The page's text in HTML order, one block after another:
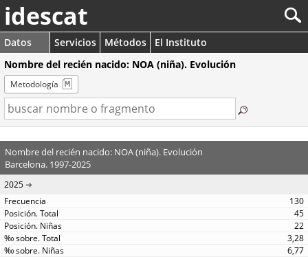
idescat
Datos Servicios Métodos
El Instituto
Nombre del recién nacido: NOA (niña). Evolución
Metodología
Nombre del recién nacido: NOA (niña). Evolución
Barcelona. 1997-2025
2025
130
45
22
3,28
6,77